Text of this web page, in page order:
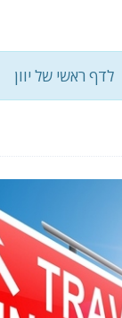
לדף ראשי של יוון